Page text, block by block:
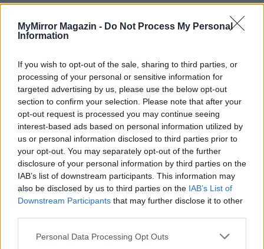
MyMirror Magazin - Do Not Process My Personal
Information
If you wish to opt-out of the sale, sharing to third parties, or
processing of your personal or sensitive information for
targeted advertising by us, please use the below opt-out
section to confirm your selection. Please note that after your
opt-out request is processed you may continue seeing
interest-based ads based on personal information utilized by
us or personal information disclosed to third parties prior to
your opt-out. You may separately opt-out of the further
disclosure of your personal information by third parties on the
IAB’s list of downstream participants. This information may
also be disclosed by us to third parties on the IAB’s List of
Downstream Participants that may further disclose it to other
Personal Data Processing Opt Outs
Minka 11. rész
T. szereti a fiatal lányokat 14. rész
Pedig szóltam… – Miért nem hiszünk a
nőknek, amikor segítséget kérnek?
A legidegesítőbb kifejezések laza